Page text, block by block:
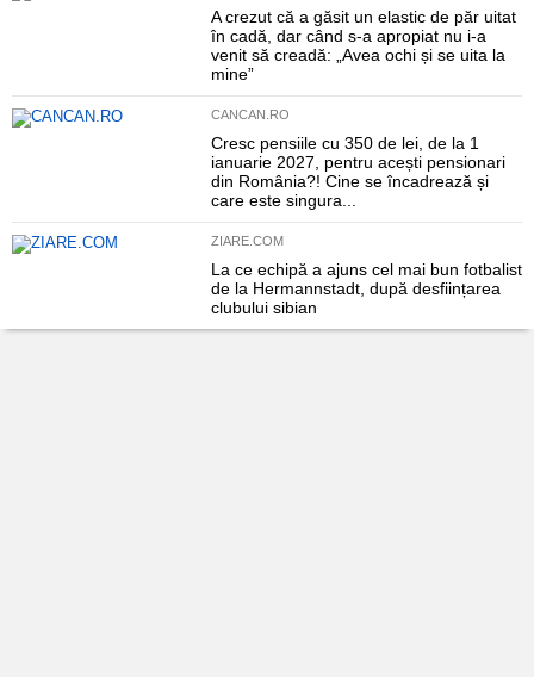
A crezut că a găsit un elastic de păr uitat
în cadă, dar când s-a apropiat nu i-a
venit să creadă: „Avea ochi și se uita la
mine”
CANCAN.RO
Cresc pensiile cu 350 de lei, de la 1
ianuarie 2027, pentru acești pensionari
din România?! Cine se încadrează și
care este singura...
ZIARE.COM
La ce echipă a ajuns cel mai bun fotbalist
de la Hermannstadt, după desființarea
clubului sibian